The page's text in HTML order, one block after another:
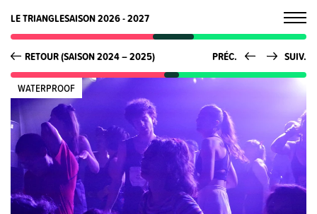
LE TRIANGLESAISON 2026 - 2027
RETOUR (SAISON 2024 – 2025) PRÉC. SUIV.
WATERPROOF